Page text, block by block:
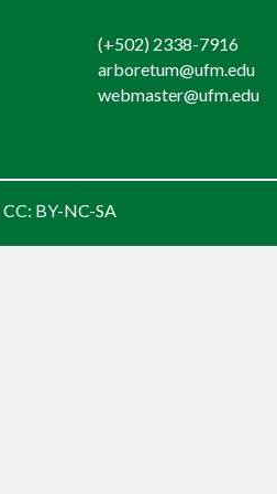
(+502) 2338-7916
arboretum@ufm.edu
webmaster@ufm.edu
CC: BY-NC-SA